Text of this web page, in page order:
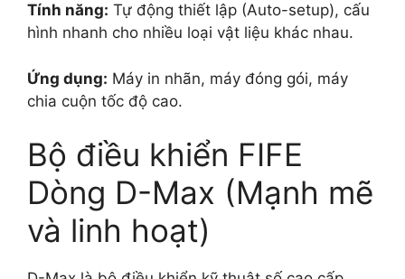
Tính năng: Tự động thiết lập (Auto-setup), cấu
hình nhanh cho nhiều loại vật liệu khác nhau.
Ứng dụng: Máy in nhãn, máy đóng gói, máy
chia cuộn tốc độ cao.
Bộ điều khiển FIFE
Dòng D-Max (Mạnh mẽ
và linh hoạt)